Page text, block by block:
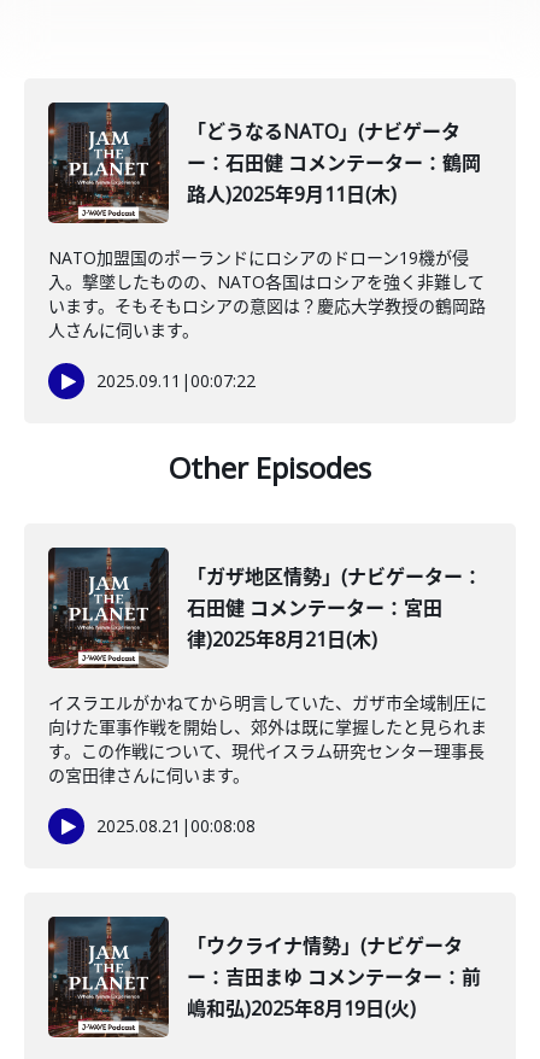
「どうなるNATO」(ナビゲータ
ー：石田健 コメンテーター：鶴岡
路人)2025年9月11日(木)
NATO加盟国のポーランドにロシアのドローン19機が侵
入。撃墜したものの、NATO各国はロシアを強く非難して
います。そもそもロシアの意図は？慶応大学教授の鶴岡路
人さんに伺います。
2025.09.11 |00:07:22
Other Episodes
「ガザ地区情勢」(ナビゲーター：
石田健 コメンテーター：宮田
律)2025年8月21日(木)
イスラエルがかねてから明言していた、ガザ市全域制圧に
向けた軍事作戦を開始し、郊外は既に掌握したと見られま
す。この作戦について、現代イスラム研究センター理事長
の宮田律さんに伺います。
2025.08.21 |00:08:08
「ウクライナ情勢」(ナビゲータ
ー：吉田まゆ コメンテーター：前
嶋和弘)2025年8月19日(火)